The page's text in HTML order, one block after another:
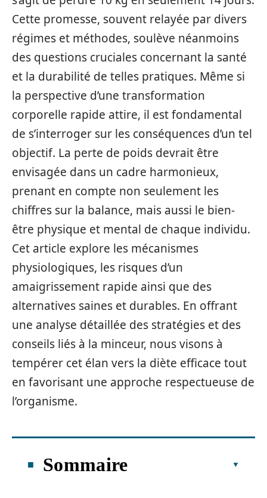
Cette promesse, souvent relayée par divers
régimes et méthodes, soulève néanmoins
des questions cruciales concernant la santé
et la durabilité de telles pratiques. Même si
la perspective d’une transformation
corporelle rapide attire, il est fondamental
de s’interroger sur les conséquences d’un tel
objectif. La perte de poids devrait être
envisagée dans un cadre harmonieux,
prenant en compte non seulement les
chiffres sur la balance, mais aussi le bien-
être physique et mental de chaque individu.
Cet article explore les mécanismes
physiologiques, les risques d’un
amaigrissement rapide ainsi que des
alternatives saines et durables. En offrant
une analyse détaillée des stratégies et des
conseils liés à la minceur, nous visons à
tempérer cet élan vers la diète efficace tout
en favorisant une approche respectueuse de
l’organisme.
Sommaire